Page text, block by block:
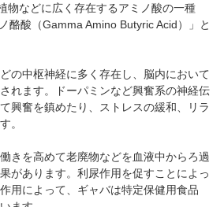
物などに広く存在するアミノ酸の一種
酪酸（Gamma Amino Butyric Acid）」と
の中枢神経に多く存在し、脳内において
れます。ドーパミンなど興奮系の神経伝
興奮を鎮めたり、ストレスの緩和、リラ
。
きを高めて老廃物などを血液中からろ過
があります。利尿作用を促すことによっ
用によって、ギャバは特定保健用食品